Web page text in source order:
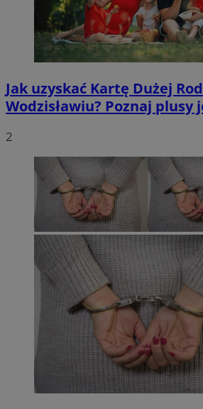
Jak uzyskać Kartę Dużej
Wodzisławiu? Poznaj plusy
2